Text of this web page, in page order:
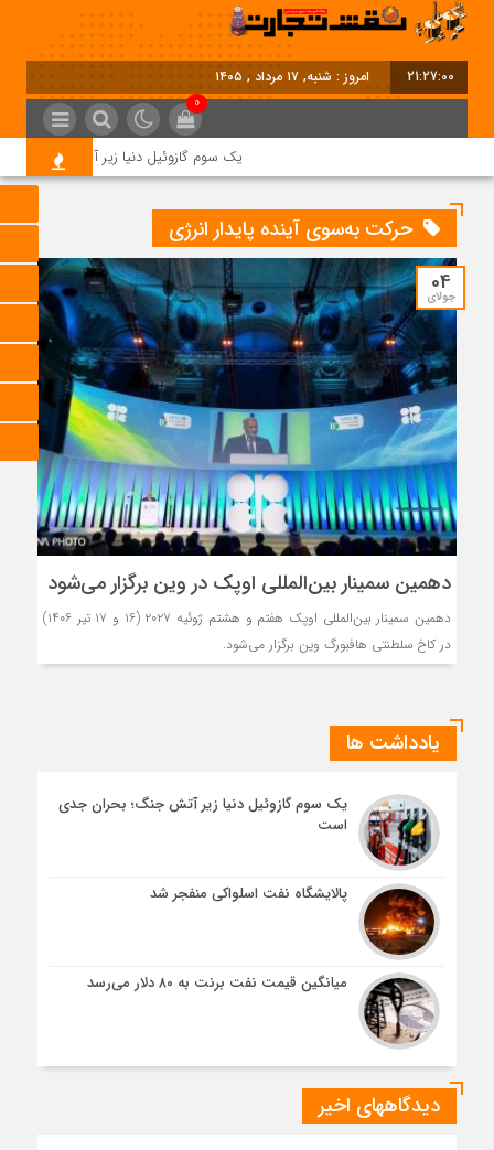
21:27:00 امروز : شنبه, ۱۷ مرداد , ۱۴۰۵
0
یک سوم گازوئیل دنیا زیر آتش جنگ؛
حرکت به‌سوی آینده پایدار انرژی
04
جولای
دهمین سمینار بین‌المللی اوپک در وین برگزار می‌شود
دهمین سمینار بین‌المللی اوپک هفتم و هشتم ژوئیه ۲۰۲۷ (۱۶ و ۱۷ تیر ۱۴۰۶)
در کاخ سلطنتی هافبورگ وین برگزار می‌شود.
یادداشت ها
یک سوم گازوئیل دنیا زیر آتش جنگ؛ بحران جدی
است
پالایشگاه نفت اسلواکی منفجر شد
میانگین قیمت نفت برنت به ۸۰ دلار می‌رسد
دیدگاههای اخیر